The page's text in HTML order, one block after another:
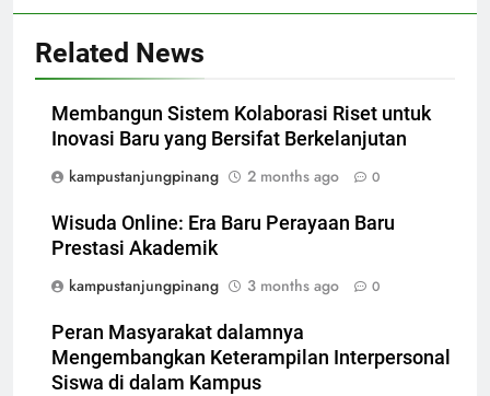
Related News
Membangun Sistem Kolaborasi Riset untuk
Inovasi Baru yang Bersifat Berkelanjutan
kampustanjungpinang
2 months ago 0
Wisuda Online: Era Baru Perayaan Baru
Prestasi Akademik
kampustanjungpinang
3 months ago 0
Peran Masyarakat dalamnya
Mengembangkan Keterampilan Interpersonal
Siswa di dalam Kampus